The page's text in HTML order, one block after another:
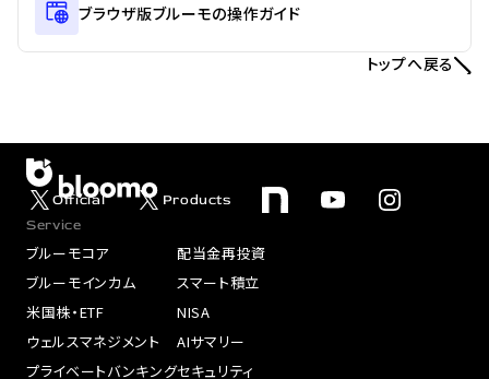
ブラウザ版ブルーモの操作ガイド
トップへ戻る
Official
Products
Service
ブルーモコア
ブルーモインカム
米国株・ETF
ウェルスマネジメント
プライベートバンキング
配当金再投資
スマート積立
NISA
AIサマリー
セキュリティ